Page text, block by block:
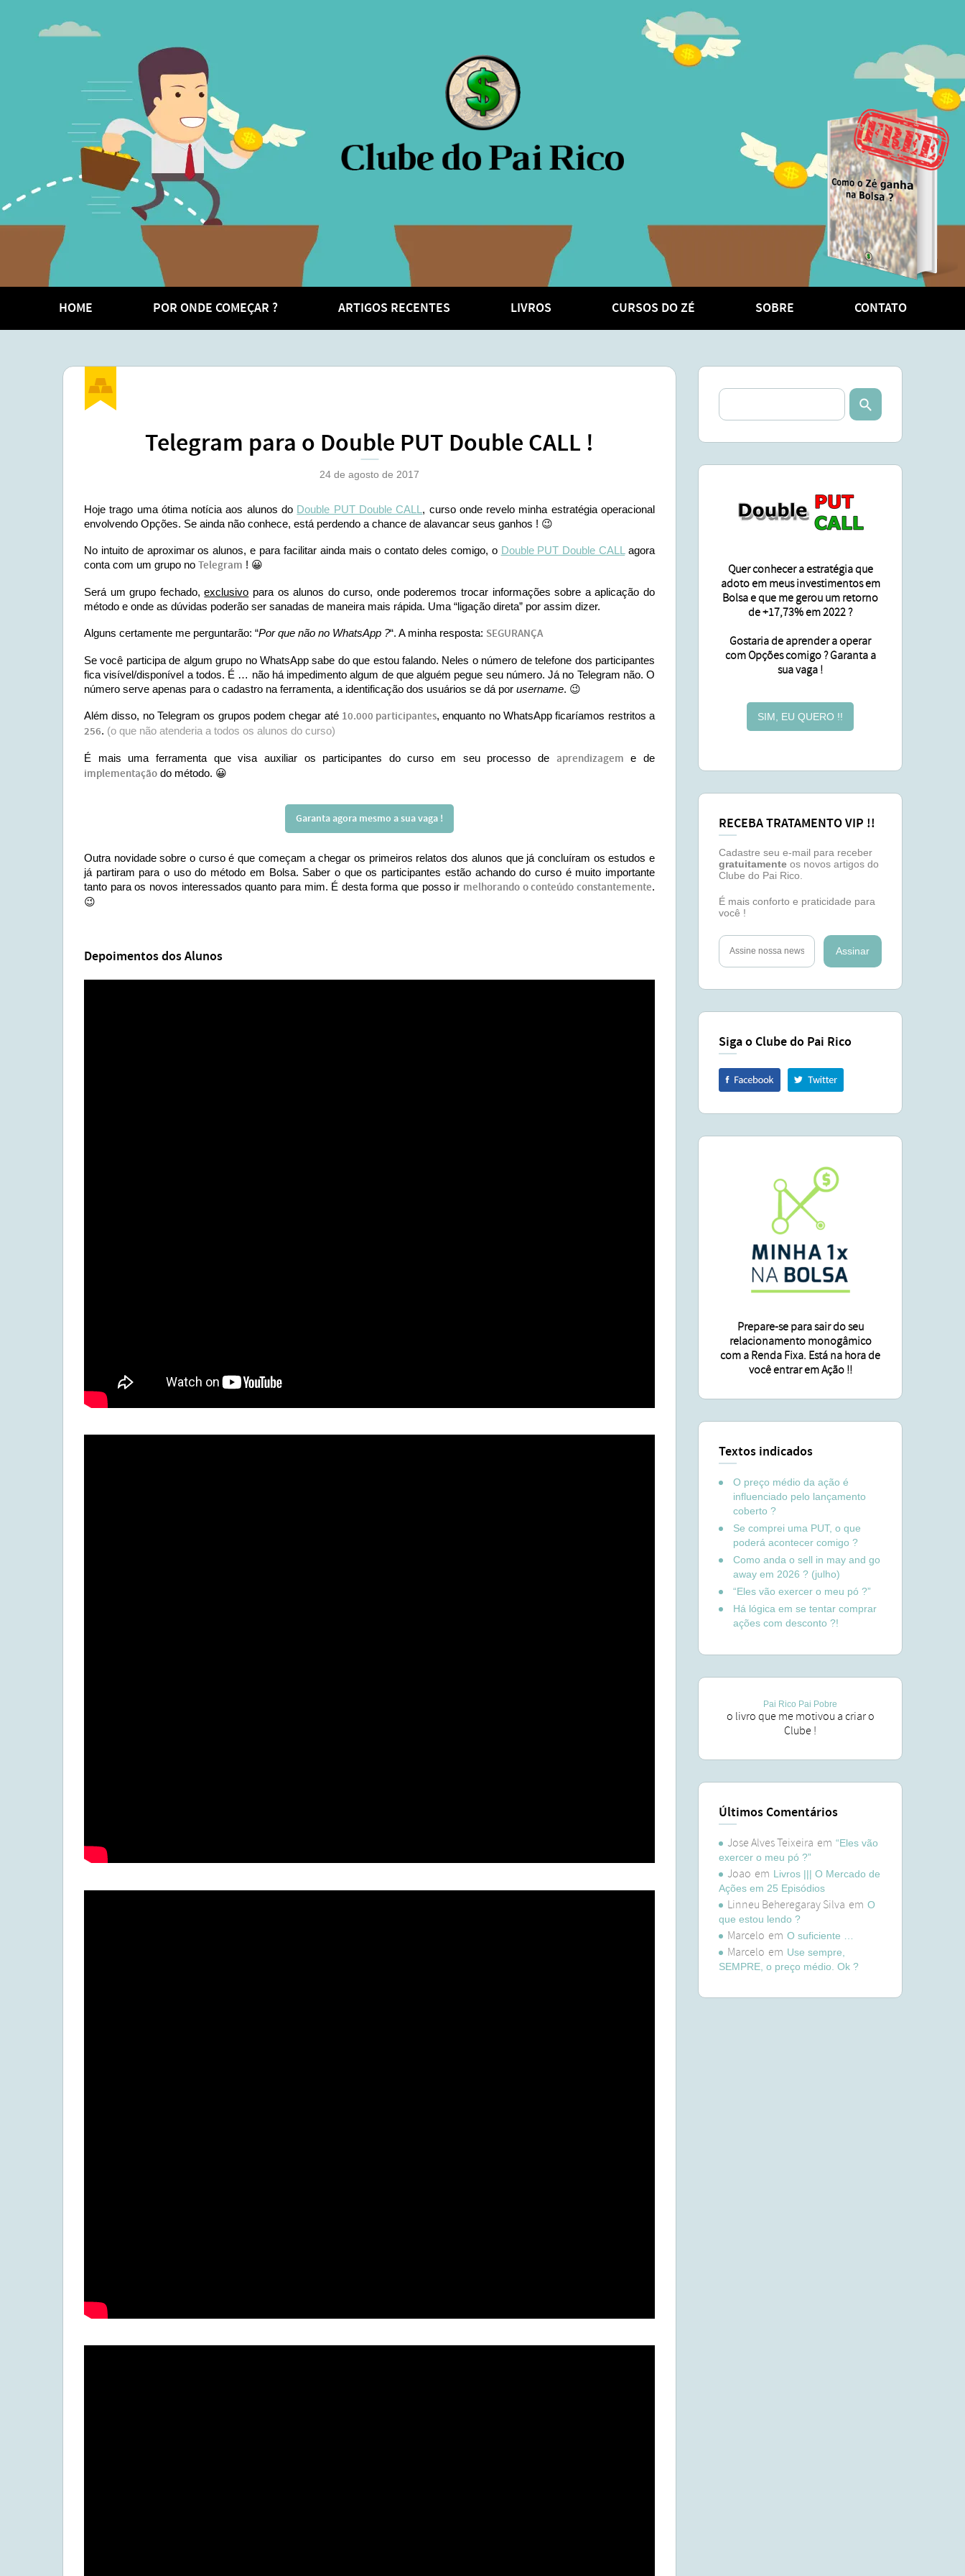
HOME POR ONDE COMEÇAR ? ARTIGOS RECENTES LIVROS CURSOS DO ZÉ SOBRE CONTATO
Telegram para o Double PUT Double CALL !
24 de agosto de 2017
Hoje trago uma ótima notícia aos alunos do Double PUT Double CALL , curso onde revelo minha estratégia operacional
envolvendo Opções. Se ainda não conhece, está perdendo a chance de alavancar seus ganhos ! 😉
No intuito de aproximar os alunos, e para facilitar ainda mais o contato deles comigo, o Double PUT Double CALL agora
conta com um grupo no Telegram ! 😀
Será um grupo fechado,exclusivo para os alunos do curso, onde poderemos trocar informações sobre a aplicação do
método e onde as dúvidas poderão ser sanadas de maneira mais rápida. Uma “ligação direta” por assim dizer.
Alguns certamente me perguntarão: “Por que não no WhatsApp ?“. A minha resposta: SEGURANÇA
Se você participa de algum grupo no WhatsApp sabe do que estou falando. Neles o número de telefone dos participantes
fica visível/disponível a todos. É … não há impedimento algum de que alguém pegue seu número. Já no Telegram não. O
número serve apenas para o cadastro na ferramenta, a identificação dos usuários se dá por username. 😉
Além disso, no Telegram os grupos podem chegar até 10.000 participantes, enquanto no WhatsApp ficaríamos restritos a
256. (o que não atenderia a todos os alunos do curso)
É mais uma ferramenta que visa auxiliar os participantes do curso em seu processo de aprendizagem e de
implementação do método. 😀
Garanta agora mesmo a sua vaga !
Outra novidade sobre o curso é que começam a chegar os primeiros relatos dos alunos que já concluíram os estudos e
já partiram para o uso do método em Bolsa. Saber o que os participantes estão achando do curso é muito importante
tanto para os novos interessados quanto para mim. É desta forma que posso ir melhorando o conteúdo constantemente.
😉
Depoimentos dos Alunos
Quer conhecer a estratégia que
adoto em meus investimentos em
Bolsa e que me gerou um retorno
de +17,73% em 2022 ?
Gostaria de aprender a operar
com Opções comigo ? Garanta a
sua vaga !
SIM, EU QUERO !!
RECEBA TRATAMENTO VIP !!
Cadastre seu e-mail para receber
gratuitamente os novos artigos do
Clube do Pai Rico.
É mais conforto e praticidade para
você !
Assinar
Siga o Clube do Pai Rico
Prepare-se para sair do seu
relacionamento monogâmico
com a Renda Fixa. Está na hora de
você entrar em Ação !!
Textos indicados
O preço médio da ação é
influenciado pelo lançamento
coberto ?
Se comprei uma PUT, o que
poderá acontecer comigo ?
Como anda o sell in may and go
away em 2026 ? (julho)
“Eles vão exercer o meu pó ?”
Há lógica em se tentar comprar
ações com desconto ?!
Pai Rico Pai Pobre
o livro que me motivou a criar o
Clube !
Últimos Comentários
Jose Alves Teixeira em “Eles vão
exercer o meu pó ?”
Joao em Livros ||| O Mercado de
Ações em 25 Episódios
Linneu Beheregaray Silva em O
que estou lendo ?
Marcelo em O suficiente …
Marcelo em Use sempre,
SEMPRE, o preço médio. Ok ?